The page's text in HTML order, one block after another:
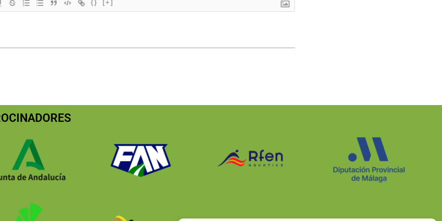
{} [+]